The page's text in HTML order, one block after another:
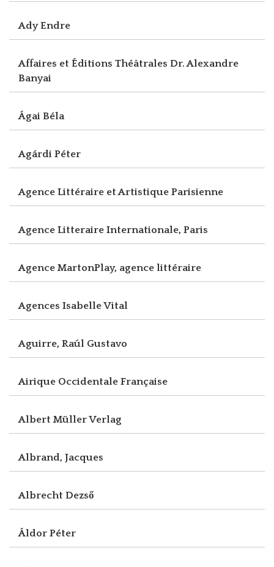
Ady Endre
Affaires et Éditions Théâtrales Dr. Alexandre
Banyai
Ágai Béla
Agárdi Péter
Agence Littéraire et Artistique Parisienne
Agence Litteraire Internationale, Paris
Agence MartonPlay, agence littéraire
Agences Isabelle Vital
Aguirre, Raúl Gustavo
Airique Occidentale Française
Albert Müller Verlag
Albrand, Jacques
Albrecht Dezső
Áldor Péter